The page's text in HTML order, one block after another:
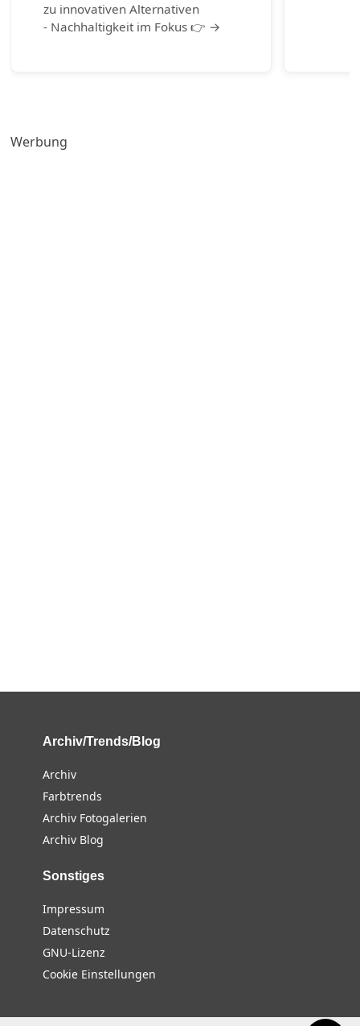
zu innovativen Alternativen
- Nachhaltigkeit im Fokus 👉 →
Werbung
Archiv/Trends/Blog
Archiv
Farbtrends
Archiv Fotogalerien
Archiv Blog
Sonstiges
Impressum
Datenschutz
GNU-Lizenz
Cookie Einstellungen